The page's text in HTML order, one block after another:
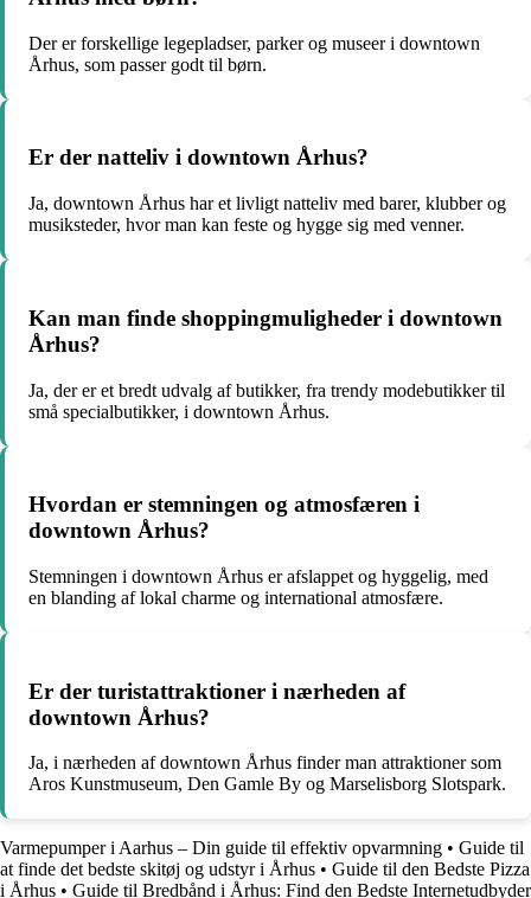
Der er forskellige legepladser, parker og museer i downtown
Århus, som passer godt til børn.
Er der natteliv i downtown Århus?
Ja, downtown Århus har et livligt natteliv med barer, klubber og
musiksteder, hvor man kan feste og hygge sig med venner.
Kan man finde shoppingmuligheder i downtown
Århus?
Ja, der er et bredt udvalg af butikker, fra trendy modebutikker til
små specialbutikker, i downtown Århus.
Hvordan er stemningen og atmosfæren i
downtown Århus?
Stemningen i downtown Århus er afslappet og hyggelig, med
en blanding af lokal charme og international atmosfære.
Er der turistattraktioner i nærheden af
downtown Århus?
Ja, i nærheden af downtown Århus finder man attraktioner som
Aros Kunstmuseum, Den Gamle By og Marselisborg Slotspark.
Varmepumper i Aarhus – Din guide til effektiv opvarmning • Guide til
at finde det bedste skitøj og udstyr i Århus • Guide til den Bedste Pizza
i Århus • Guide til Bredbånd i Århus: Find den Bedste Internetudbyder